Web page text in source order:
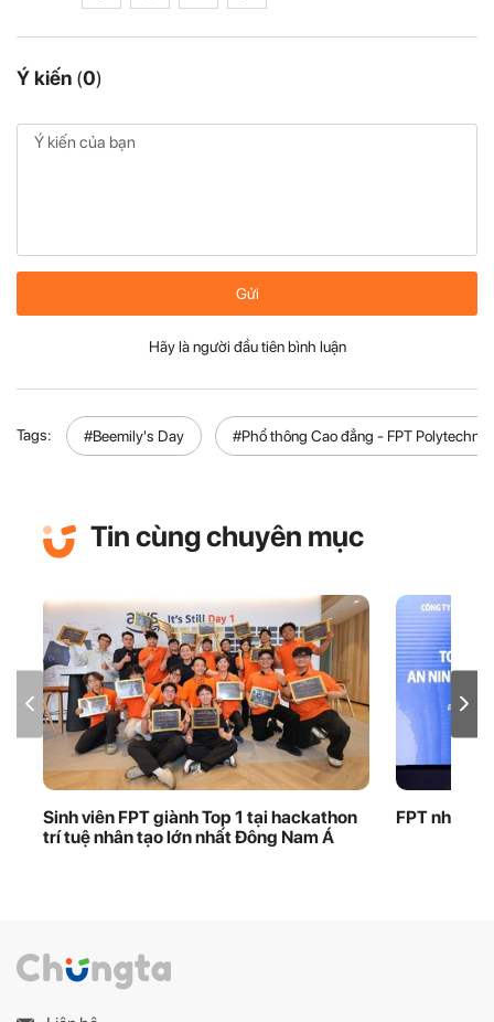
Ý kiến (0)
Gửi
Hãy là người đầu tiên bình luận
Tags: #Beemily's Day #Phổ thông Cao đẳng - FPT Polytechnic
Tin cùng chuyên mục
Sinh viên FPT giành Top 1 tại hackathon
trí tuệ nhân tạo lớn nhất Đông Nam Á
FPT nhận